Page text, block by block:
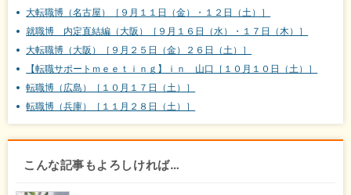
大転職博（名古屋）［９月１１日（金）・１２日（土）］
就職博 内定直結編（大阪）［９月１６日（水）・１７日（木）］
大転職博（大阪）［９月２５日（金）２６日（土）］
【転職サポートｍｅｅｔｉｎｇ】ｉｎ 山口［１０月１０日（土）］
転職博（広島）［１０月１７日（土）］
転職博（兵庫）［１１月２８日（土）］
こんな記事もよろしければ…